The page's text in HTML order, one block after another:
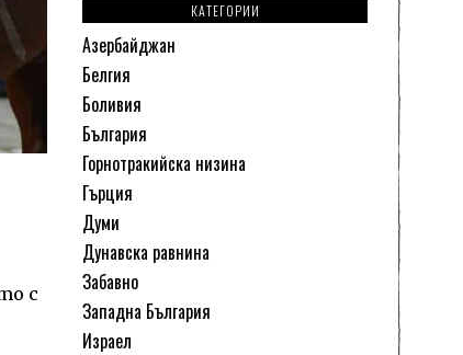
с
КАТЕГОРИИ
Азербайджан
Белгия
Боливия
България
Горнотракийска низина
Гърция
Думи
Дунавска равнина
Забавно
Западна България
Израел